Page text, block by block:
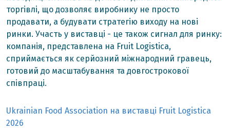
торгівлі, що дозволяє виробнику не просто
продавати, а будувати стратегію виходу на нові
ринки. Участь у виставці - це також сигнал для ринку:
компанія, представлена на Fruit Logistica,
сприймається як серйозний міжнародний гравець,
готовий до масштабування та довгострокової
співпраці.
Ukrainian Food Association на виставці Fruit Logistica
2026